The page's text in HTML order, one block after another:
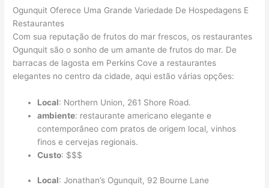
Ogunquit Oferece Uma Grande Variedade De Hospedagens E
Restaurantes
Com sua reputação de frutos do mar frescos, os restaurantes
Ogunquit são o sonho de um amante de frutos do mar. De
barracas de lagosta em Perkins Cove a restaurantes
elegantes no centro da cidade, aqui estão várias opções:
Local: Northern Union, 261 Shore Road.
ambiente: restaurante americano elegante e
contemporâneo com pratos de origem local, vinhos
finos e cervejas regionais.
Custo: $$$
Local: Jonathan’s Ogunquit, 92 Bourne Lane